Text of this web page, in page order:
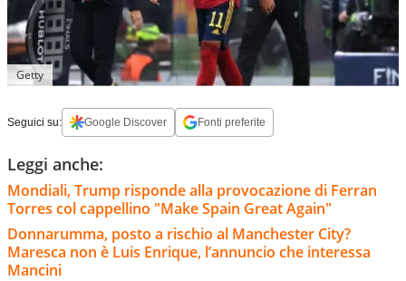
Getty
Seguici su: Google Discover Fonti preferite
Leggi anche:
Mondiali, Trump risponde alla provocazione di Ferran
Torres col cappellino "Make Spain Great Again"
Donnarumma, posto a rischio al Manchester City?
Maresca non è Luis Enrique, l’annuncio che interessa
Mancini